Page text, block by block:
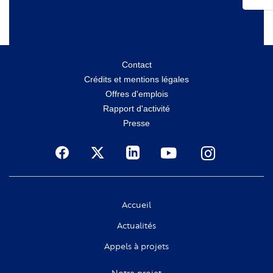
Contact
Crédits et mentions légales
Offres d'emplois
Rapport d'activité
Presse
Social
Accueil
Actualités
Appels à projets